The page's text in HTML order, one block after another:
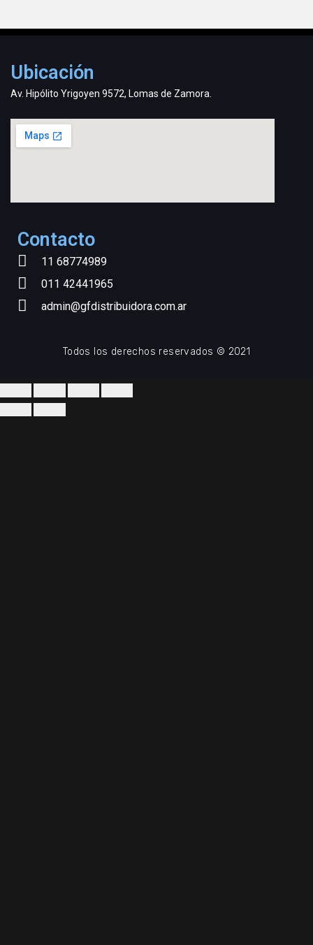
Ubicación
Av. Hipólito Yrigoyen 9572, Lomas de Zamora.
Contacto
11 68774989
011 42441965
admin@gfdistribuidora.com.ar
Todos los derechos reservados © 2021